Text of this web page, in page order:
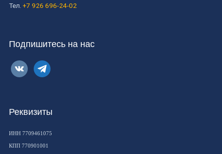
Тел. +7 926 696-24-02
Подпишитесь на нас
vkontaktetelegram
Реквизиты
ИНН 7709461075
КПП 770901001